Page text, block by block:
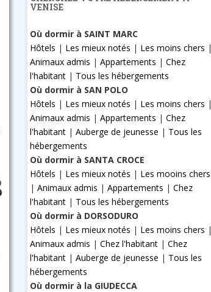
VENISE
Où dormir à SAINT MARC
Hôtels | Les mieux notés | Les moins chers |
Animaux admis | Appartements | Chez
l'habitant| Tous les hébergements
Où dormir à SAN POLO
Hôtels | Les mieux notés | Les moins chers |
Animaux admis | Appartements | Chez
l'habitant| Auberge de jeunesse | Tous les
hébergements
Où dormir à SANTA CROCE
Hôtels | Les mieux notés | Les mooins chers
| Animaux admis | Appartements | Chez
l'habitant| Tous les hébergements
Où dormir à DORSODURO
Hôtels | Les mieux notés | Les moins chers |
Animaux admis | Chez l'habitant| Chez
l'habitant| Auberge de jeunesse | Tous les
hébergements
Où dormir à la GIUDECCA